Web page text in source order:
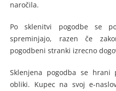
naročila.
Po sklenitvi pogodbe se
spreminjajo, razen če
pogodbeni stranki izrecno
Sklenjena pogodba se
obliki. Kupec na svoj e-